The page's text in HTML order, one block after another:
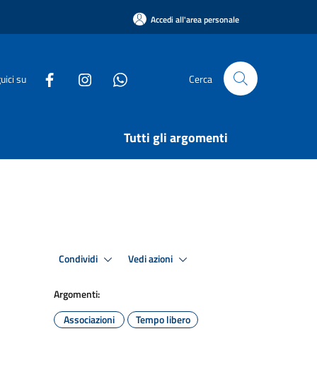
Accedi all'area personale
su Cerca
Tutti gli argomenti
Condividi Vedi azioni
Argomenti:
Associazioni
Tempo libero